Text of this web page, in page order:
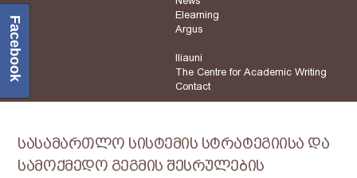
Elearning
Argus
Iliauni
The Centre for Academic Writing
Contact
სასამართლო სისტემის სტრატეგიისა და
სამოქმედო გეგმის შესრულების
Facebook